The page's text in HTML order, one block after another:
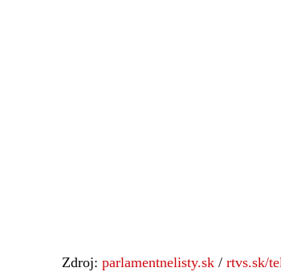
Zdroj: parlamentnelisty.sk / rtvs.sk/